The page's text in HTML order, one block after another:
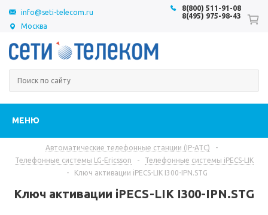
Москва
8(800) 511-91-08
8(495) 975-98-43
info@seti-telecom.ru
МЕНЮ
Автоматические телефонные станции (IP-АТС)
-
Телефонные системы LG-Ericsson
-
Телефонные системы iPECS-LIK
-
Ключ активации iPECS-LIK I300-IPN.STG
Ключ активации iPECS-LIK I300-IPN.STG